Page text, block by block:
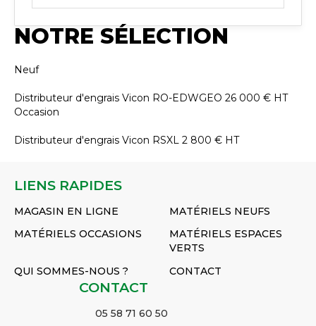
NOTRE SÉLECTION
Neuf
Distributeur d'engrais Vicon RO-EDWGEO 26 000 € HT
Occasion
Distributeur d'engrais Vicon RSXL 2 800 € HT
LIENS RAPIDES
MAGASIN EN LIGNE
MATÉRIELS NEUFS
MATÉRIELS OCCASIONS
MATÉRIELS ESPACES
VERTS
QUI SOMMES-NOUS ?
CONTACT
CONTACT
05 58 71 60 50